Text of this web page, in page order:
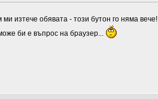
изтече обявата - този бутон го няма вече!
би е въпрос на браузер...